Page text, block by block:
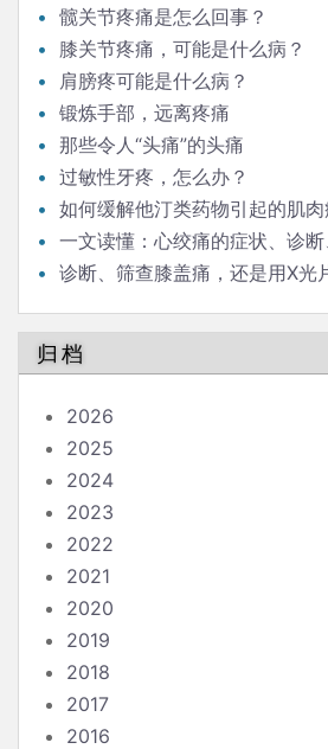
髋关节疼痛是怎么回事？
膝关节疼痛，可能是什么病？
肩膀疼可能是什么病？
锻炼手部，远离疼痛
那些令人“头痛”的头痛
过敏性牙疼，怎么办？
如何缓解他汀类药物引起的肌肉
一文读懂：心绞痛的症状、诊
诊断、筛查膝盖痛，还是用X光
归档
2026
2025
2024
2023
2022
2021
2020
2019
2018
2017
2016